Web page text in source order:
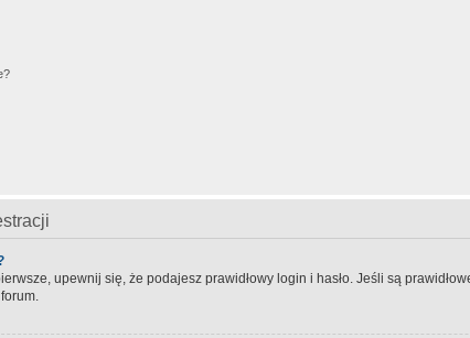
upewnij się, że podajesz prawidłowy login i hasło. Jeśli są